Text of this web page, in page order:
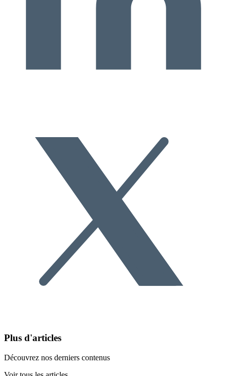
Plus d'articles
Découvrez nos derniers contenus